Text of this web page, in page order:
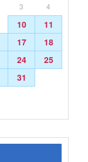
3
4
10 11
17 18
24 25
31